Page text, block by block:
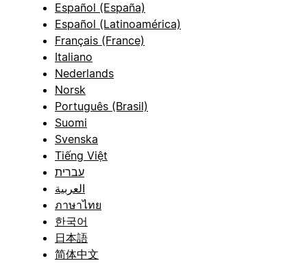
Español (España)
Español (Latinoamérica)
Français (France)
Italiano
Nederlands
Norsk
Português (Brasil)
Suomi
Svenska
Tiếng Việt
עברית
العربية
ภาษาไทย
한국어
日本語
简体中文